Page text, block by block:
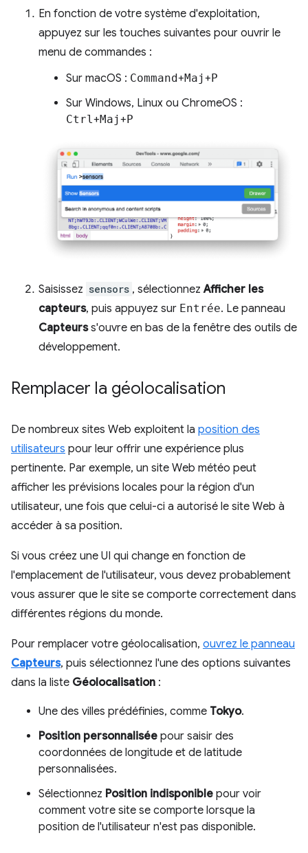
En fonction de votre système d'exploitation,
appuyez sur les touches suivantes pour ouvrir le
menu de commandes :
Sur macOS : Command+Maj+P
Sur Windows, Linux ou ChromeOS :
Ctrl+Maj+P
Saisissez sensors , sélectionnezAfficher les
capteurs, puis appuyez sur Entrée. Le panneau
Capteurss'ouvre en bas de la fenêtre des outils de
développement.
Remplacer la géolocalisation
De nombreux sites Web exploitent la position des
utilisateurs pour leur offrir une expérience plus
pertinente. Par exemple, un site Web météo peut
afficher les prévisions locales pour la région d'un
utilisateur, une fois que celui-ci a autorisé le site Web à
accéder à sa position.
Si vous créez une UI qui change en fonction de
l'emplacement de l'utilisateur, vous devez probablement
vous assurer que le site se comporte correctement dans
différentes régions du monde.
Pour remplacer votre géolocalisation, ouvrez le panneau
Capteurs, puis sélectionnez l'une des options suivantes
dans la liste Géolocalisation :
Une des villes prédéfinies, comme Tokyo.
Position personnalisée pour saisir des
coordonnées de longitude et de latitude
personnalisées.
Sélectionnez Position indisponible pour voir
comment votre site se comporte lorsque la
position de l'utilisateur n'est pas disponible.